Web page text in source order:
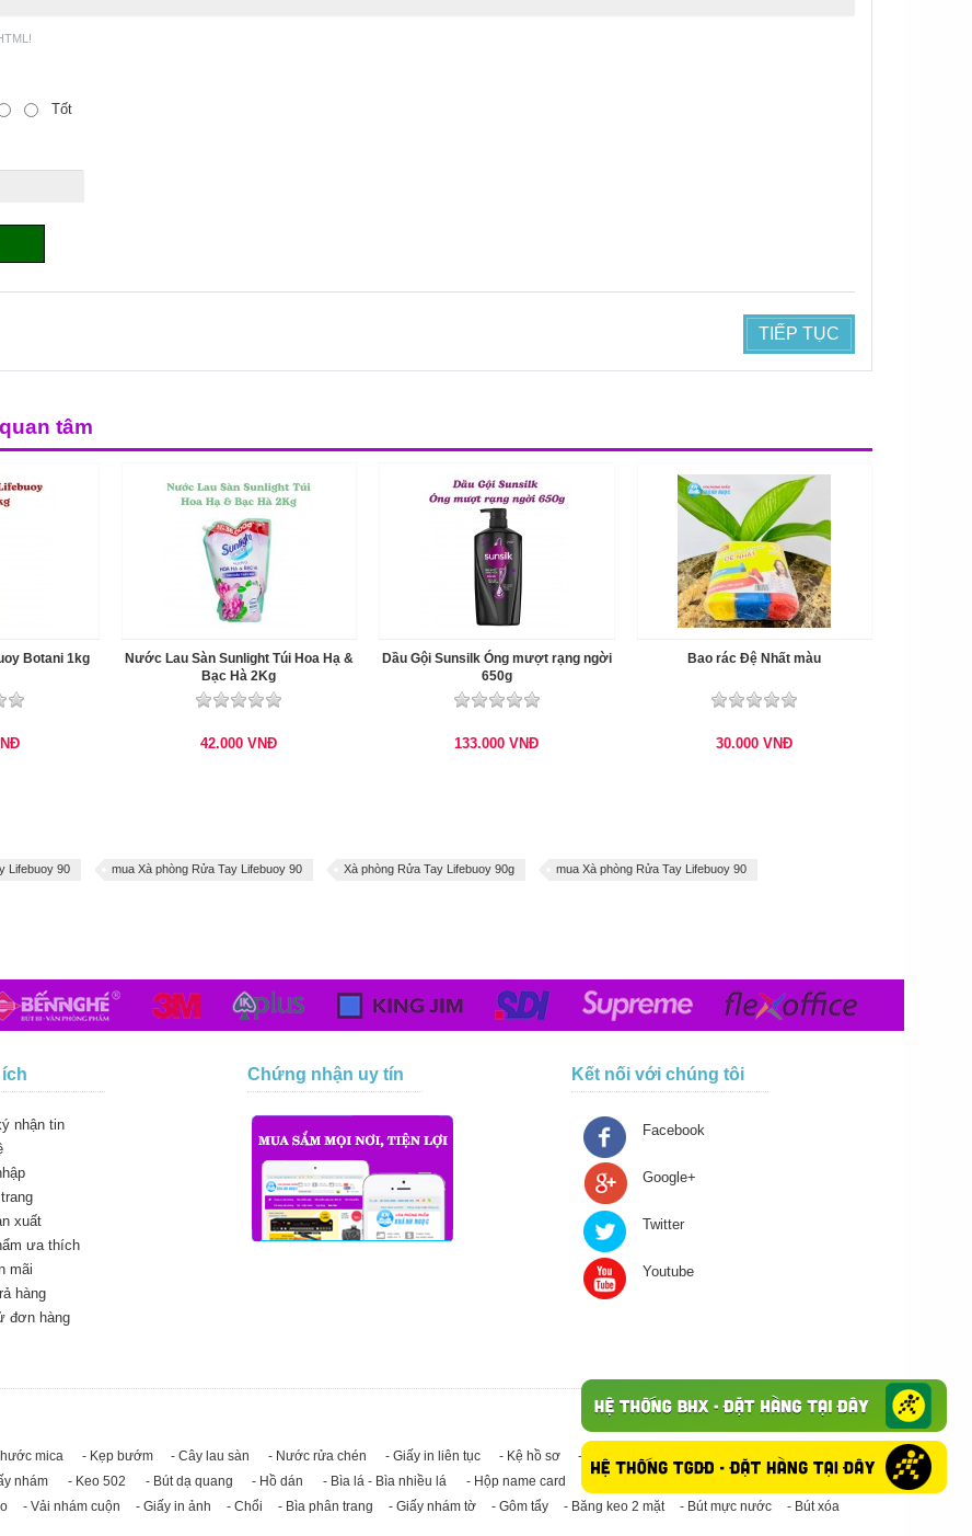
Tốt
TIẾP TỤC
tâm
Botani 1kg
Nước Lau Sàn Sunlight Túi Hoa Hạ &
Bạc Hà 2Kg
42.000VNĐ
Dầu Gội Sunsilk Óng mượt rạng ngời
650g
133.000VNĐ
Bao rác Đệ Nhất màu
30.000VNĐ
Lifebuoy 90 mua Xà phòng Rửa Tay Lifebuoy 90 Xà phòng Rửa Tay Lifebuoy 90g mua Xà phòng Rửa Tay Lifebuoy 90
nhận tin
xuất
ưa thích
mãi
hàng
đơn hàng
Chứng nhận uy tín Kết nối với chúng tôi
Facebook
Google+
Twitter
Youtube
mica - Kẹp bướm - Cây lau sàn - Nước rửa chén - Giấy in liên tục - Kệ hồ sơ - Giấy in A4
- Băng keo trong - Băng keo đục
nhám - Keo 502 - Bút dạ quang - Hồ dán - Bìa lá - Bìa nhiều lá - Hộp name card - Giấy in A3 - Giấy vệ sinh
- Keo Silicone
- Vải nhám cuộn - Giấy in ảnh - Chổi - Bìa phân trang - Giấy nhám tờ - Gôm tẩy - Băng keo 2 mặt - Bút mực nước - Bút xóa